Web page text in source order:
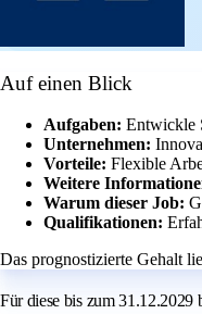
Auf einen Blick
Aufgaben: Entwickle
Unternehmen:
Vorteile: Flexible
Weitere
Warum dieser Job:
Qualifikationen:
Das prognostizierte Gehalt
Für diese bis zum 31.12.2029